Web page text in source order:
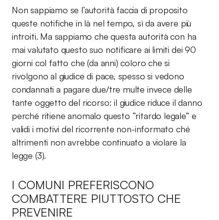
Non sappiamo se l’autorità faccia di proposito
queste notifiche in là nel tempo, sì da avere più
introiti. Ma sappiamo che questa autorità con ha
mai valutato questo suo notificare ai limiti dei 90
giorni col fatto che (da anni) coloro che si
rivolgono al giudice di pace, spesso si vedono
condannati a pagare due/tre multe invece delle
tante oggetto del ricorso: il giudice riduce il danno
perché ritiene anomalo questo “ritardo legale” e
validi i motivi del ricorrente non-informato ché
altrimenti non avrebbe continuato a violare la
legge (3).
I COMUNI PREFERISCONO
COMBATTERE PIUTTOSTO CHE
PREVENIRE